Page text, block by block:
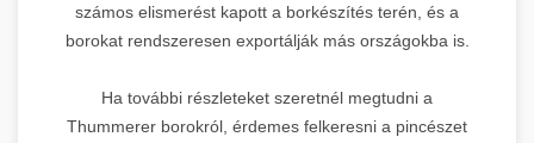
számos elismerést kapott a borkészítés terén, és a
borokat rendszeresen exportálják más országokba is.
Ha további részleteket szeretnél megtudni a
Thummerer borokról, érdemes felkeresni a pincészet